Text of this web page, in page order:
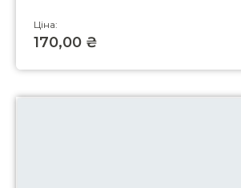
Ціна:
170,00 ₴